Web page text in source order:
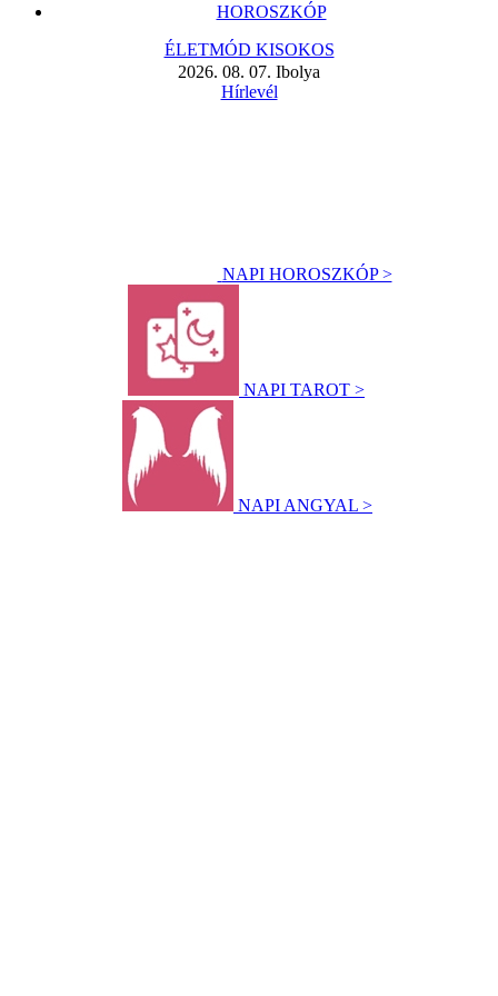
HOROSZKÓP
ÉLETMÓD KISOKOS
2026. 08. 07. Ibolya
Hírlevél
NAPI HOROSZKÓP >
NAPI TAROT >
NAPI ANGYAL >